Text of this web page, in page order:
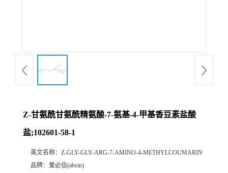
Z-甘氨酰甘氨酰精氨酸-7-氨基-4-甲基香豆素盐酸
盐;102601-58-1
英文名称： Z-GLY-GLY-ARG-7-AMINO-4-METHYLCOUMARIN
品牌： 爱必信(absin)